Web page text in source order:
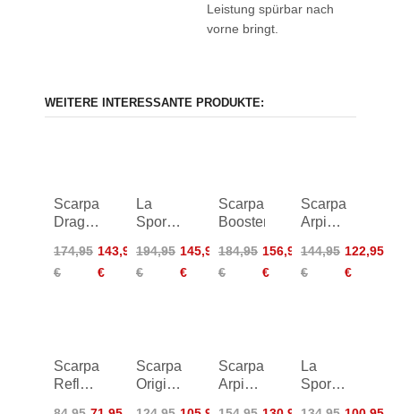
Leistung spürbar nach
vorne bringt.
WEITERE INTERESSANTE PRODUKTE:
Scarpa
Drago
174,95
€
143,95
€
La
Sportiva
Comp
194,95
€
145,95
€
Scarpa
Booster
184,95
€
156,95
€
Scarpa
Arpia
144,95
€
122,95
€
Scarpa
Reflex
Scarpa
Origin
Scarpa
Arpia
La
Sportiva